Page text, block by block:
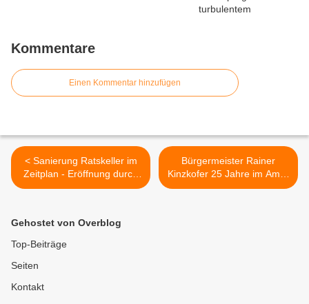
Kommentare
Einen Kommentar hinzufügen
< Sanierung Ratskeller im
Zeitplan - Eröffnung durch
neue Pächter Anfang
Bürgermeister Rainer
Kinzkofer 25 Jahre im Amt -
MdL Halbleib: Ein Glücksfall
Gehostet von Overblog
Top-Beiträge
Seiten
Kontakt